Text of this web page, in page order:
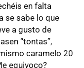
en falta
se sabe lo que
a gusto de
“tontas”,
caramelo 20
equivoco?